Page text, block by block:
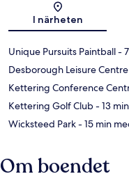
I närheten
Unique Pursuits Paintball-
Desborough Leisure Centre
Kettering Conference
Kettering Golf Club- 13
Wicksteed Park- 15 min
Om boendet